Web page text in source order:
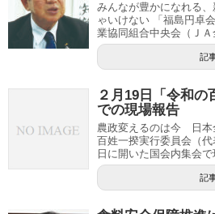
みんなが豊かになれる
ゃいけない 「福島円卓
業協同組合中央会（Ｊ
記
２月19日「令和の
での現場報告
農政変えるのは今 日
百姓一揆実行委員会（
日に開いた国会内集会
記